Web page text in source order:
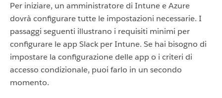
Per iniziare, un amministratore di Intune e Azure
dovrà configurare tutte le impostazioni necessarie. I
passaggi seguenti illustrano i requisiti minimi per
configurare le app Slack per Intune. Se hai bisogno di
impostare la configurazione delle app o i criteri di
accesso condizionale, puoi farlo in un secondo
momento.